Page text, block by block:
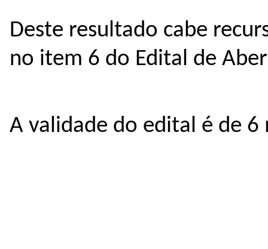
Deste resultado cabe
no item 6 do Edital de
A validade do edital é de 6